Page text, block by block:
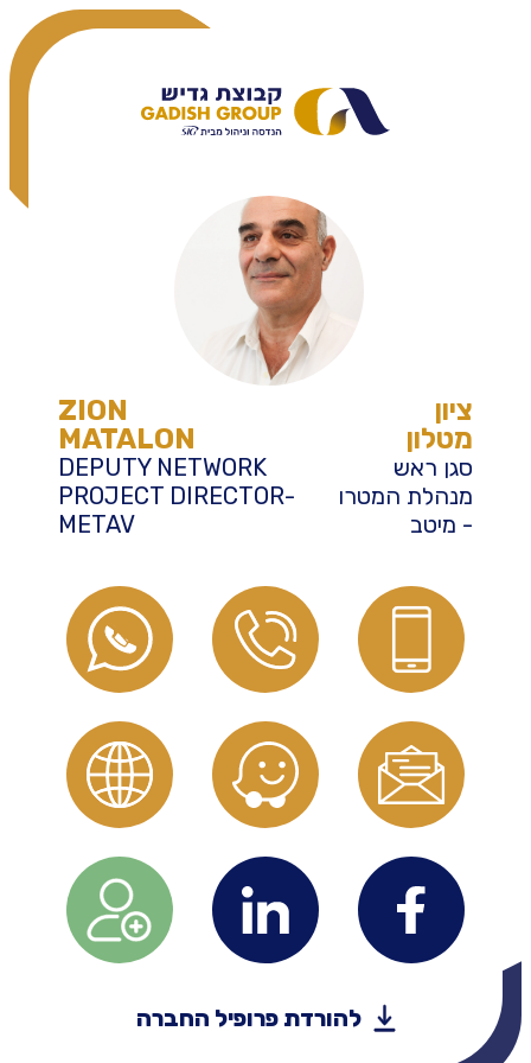
ציון
מטלון
סגן ראש
מנהלת המטרו
- מיטב
ZION
MATALON
DEPUTY NETWORK
PROJECT DIRECTOR-
METAV
להורדת פרופיל החברה